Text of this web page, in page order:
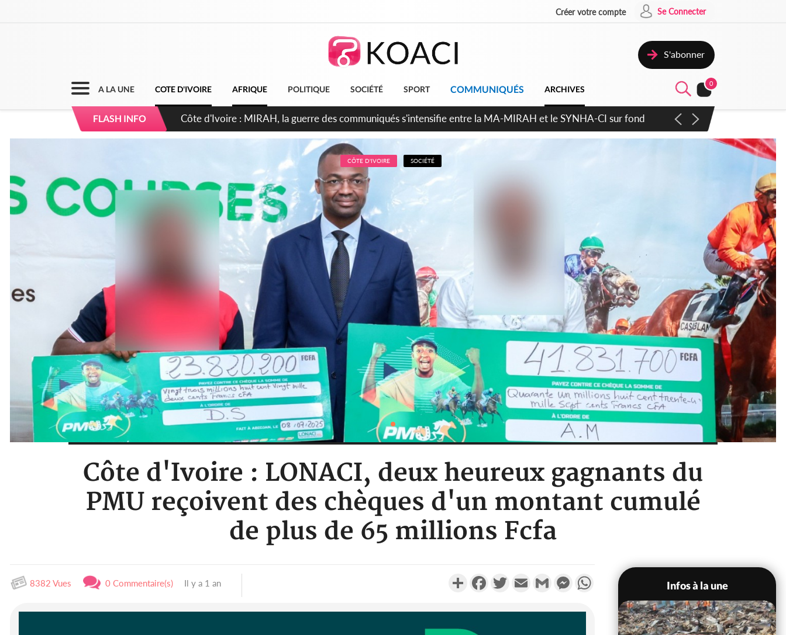
Créer votre compte Se Connecter
S'abonner
A LA UNE COTE D'IVOIRE AFRIQUE POLITIQUE SOCIÉTÉ SPORT COMMUNIQUÉS ARCHIVES
0
FLASH INFO Côte d'Ivoire : Indépendance 2026, Thiam plaide pour un environnement démocratique plus apaisé
CÔTE D'IVOIRE SOCIÉTÉ
Côte d'Ivoire : LONACI, deux heureux gagnants du
PMU reçoivent des chèques d'un montant cumulé
de plus de 65 millions Fcfa
8382 Vues 0 Commentaire(s) Il y a 1 an PartagerFacebookTwitterEmail Gmail MessengerWhatsApp
Infos à la une